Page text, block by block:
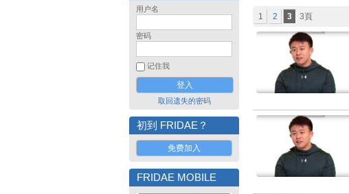
用户名
密码
记住我
取回遗失的密码
初到 FRIDAE？
免费加入
FRIDAE MOBILE
1 2 3 3頁